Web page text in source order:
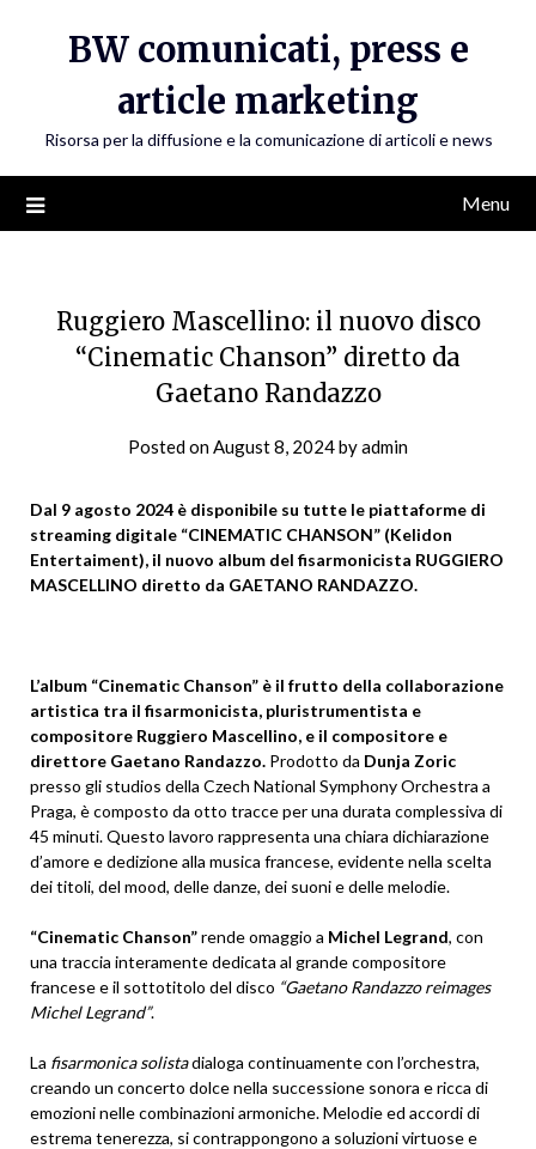
BW comunicati, press e
article marketing
Risorsa per la diffusione e la comunicazione di articoli e news
Menu
Ruggiero Mascellino: il nuovo disco
“Cinematic Chanson” diretto da
Gaetano Randazzo
Posted onAugust 8, 2024byadmin
Dal 9 agosto 2024 è disponibile su tutte le piattaforme di
streaming digitale “CINEMATIC CHANSON” (Kelidon
Entertaiment), il nuovo album del fisarmonicista RUGGIERO
MASCELLINO diretto da GAETANO RANDAZZO.
L’album “Cinematic Chanson” è il frutto della collaborazione
artistica tra il fisarmonicista, pluristrumentista e
compositore Ruggiero Mascellino, e il compositore e
direttore Gaetano Randazzo. Prodotto da Dunja Zoric
presso gli studios della Czech National Symphony Orchestra a
Praga, è composto da otto tracce per una durata complessiva di
45 minuti. Questo lavoro rappresenta una chiara dichiarazione
d’amore e dedizione alla musica francese, evidente nella scelta
dei titoli, del mood, delle danze, dei suoni e delle melodie.
“Cinematic Chanson”rende omaggio a Michel Legrand, con
una traccia interamente dedicata al grande compositore
francese e il sottotitolo del disco “Gaetano Randazzo reimages
Michel Legrand”.
La fisarmonica solistadialoga continuamente con l’orchestra,
creando un concerto dolce nella successione sonora e ricca di
emozioni nelle combinazioni armoniche. Melodie ed accordi di
estrema tenerezza, si contrappongono a soluzioni virtuose e